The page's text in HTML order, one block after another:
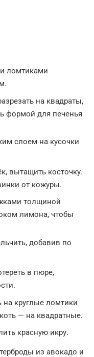
ломтиками
на квадраты,
формой для печенья
слоем на кусочки
вытащить косточку.
от кожуры.
толщиной
лимона, чтобы
добавив по
в пюре,
круглые ломтики
— на квадратные.
красную икру.
из авокадо и